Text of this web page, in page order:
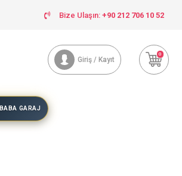
Bize Ulaşın: +90 212 706 10 52
Giriş / Kayıt
0
BABA GARAJ